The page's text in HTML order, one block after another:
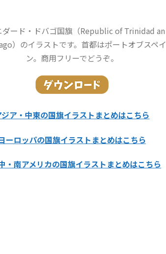
ダード・ドバゴ国旗（Republic of Trinidad an
）のイラストです。首都はポートオブスペイ
ン。商用フリーでどうぞ。
ジア・中東の国旗イラストまとめはこちら
ーロッパの国旗イラストまとめはこちら
・南アメリカの国旗イラストまとめはこちら